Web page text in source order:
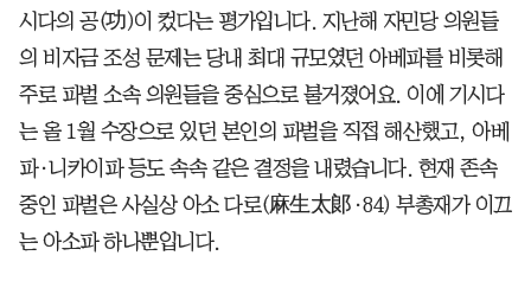
시다의 공(功)이 컸다는 평가입니다. 지난해 자민당 의원들
의 비자금 조성 문제는 당내 최대 규모였던 아베파를 비롯해
주로 파벌 소속 의원들을 중심으로 불거졌어요. 이에 기시다
는 올 1월 수장으로 있던 본인의 파벌을 직접 해산했고, 아베
파·니카이파 등도 속속 같은 결정을 내렸습니다. 현재 존속
중인 파벌은 사실상 아소 다로(麻生太郞·84) 부총재가 이끄
는 아소파 하나뿐입니다.